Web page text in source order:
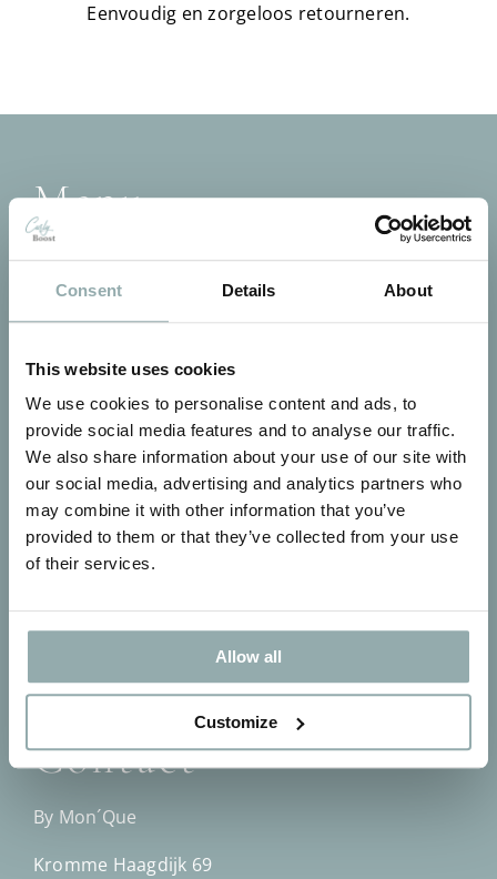
Consent Details About
This website uses cookies
We use cookies to personalise content and ads, to
provide social media features and to analyse our traffic.
We also share information about your use of our site with
our social media, advertising and analytics partners who
may combine it with other information that you’ve
provided to them or that they’ve collected from your use
of their services.
Allow all
Customize
Eenvoudig en zorgeloos retourneren.
Menu
Wat is jouw krullentype?
Handige video’s
Blog
Training krullenknippen
Dichtstbijzijnde winkel
Klantenservice
Algemene voorwaarden
Privacybeleid
Contact
By Mon´Que
Kromme Haagdijk 69